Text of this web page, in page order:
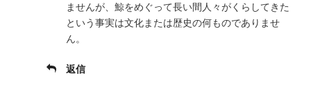
ませんが、鯨をめぐって長い間人々がくらしてきた
という事実は文化または歴史の何ものでありませ
ん。
返信